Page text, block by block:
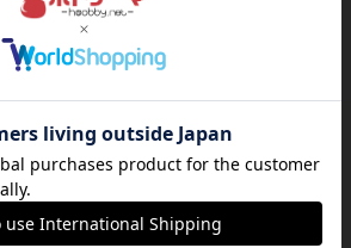
ドゲームで一緒に遊びましょ～！松戸ボ
会
日曜日
葉県松戸市★初心者・未経験者大歓迎
ームで一緒に遊びましょ～！松戸ボード
日曜日